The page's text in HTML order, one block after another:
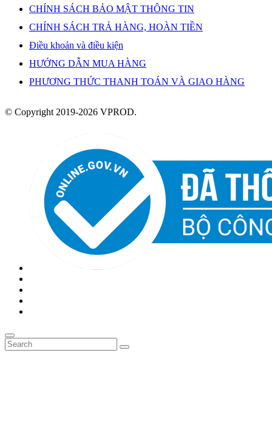
CHÍNH SÁCH BẢO MẬT THÔNG TIN
CHÍNH SÁCH TRẢ HÀNG, HOÀN TIỀN
Điều khoản và điều kiện
HƯỚNG DẪN MUA HÀNG
PHƯƠNG THỨC THANH TOÁN VÀ GIAO HÀNG
© Copyright 2019-2026 VPROD.